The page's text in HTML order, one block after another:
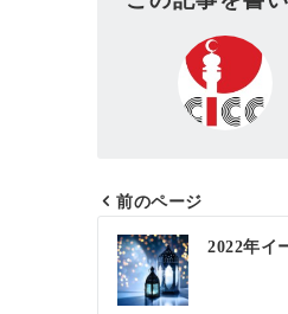
投
稿
前のページ
2022年イ